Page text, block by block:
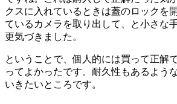
クスに入れているときは蓋のロックを
ているカメラを取り出して、と小さな
更気づきました。
ということで、個人的には買って正解
ってよかったです。耐久性もあるよう
いきたいところです。